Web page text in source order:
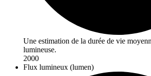
Une estimation de la durée de vie
lumineuse.
2000
Flux lumineux (lumen)